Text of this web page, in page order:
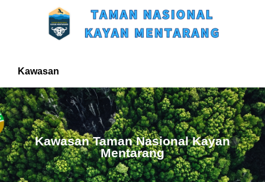
Kawasan
Kawasan Taman Nasional Kayan
Mentarang